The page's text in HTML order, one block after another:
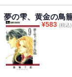
夢の雫、黄金の鳥
¥583 (税込)